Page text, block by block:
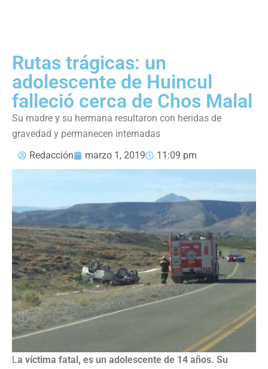
Rutas trágicas: un
adolescente de Huincul
falleció cerca de Chos Malal
Su madre y su hermana resultaron con heridas de
gravedad y permanecen internadas
Redacción
marzo 1, 2019 11:09 pm
La víctima fatal, es un adolescente de 14 años. Su